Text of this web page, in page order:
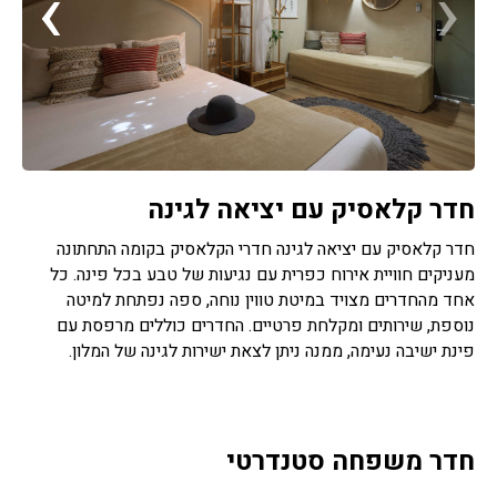
חדר קלאסיק עם יציאה לגינה
חדר קלאסיק עם יציאה לגינה חדרי הקלאסיק בקומה התחתונה
מעניקים חוויית אירוח כפרית עם נגיעות של טבע בכל פינה. כל
אחד מהחדרים מצויד במיטת טווין נוחה, ספה נפתחת למיטה
נוספת, שירותים ומקלחת פרטיים. החדרים כוללים מרפסת עם
פינת ישיבה נעימה, ממנה ניתן לצאת ישירות לגינה של המלון.
חדר משפחה סטנדרטי